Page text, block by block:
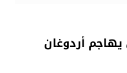
أردوغان